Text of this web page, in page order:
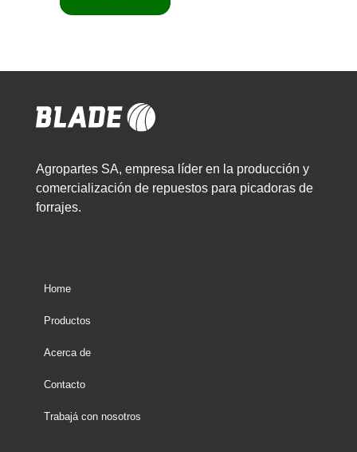
Agropartes SA, empresa líder en la producción y
comercialización de repuestos para picadoras de
forrajes.
Home
Productos
Acerca de
Contacto
Trabajá con nosotros